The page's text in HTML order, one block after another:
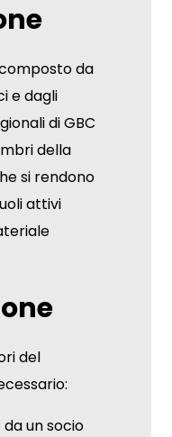
da
e dagli
di GBC
della
si rendono
attivi
del
un socio